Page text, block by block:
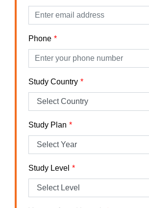
Phone
Study Country
Study Plan
Study Level